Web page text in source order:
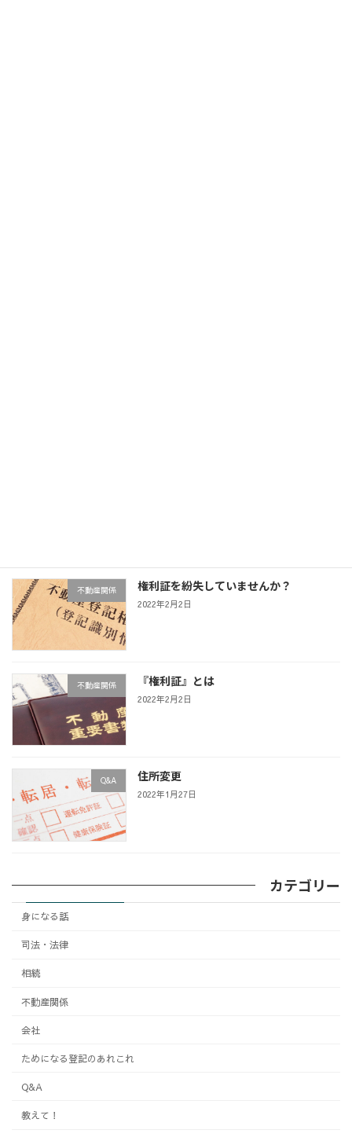
不動産関係 権利証を紛失していませんか？
2022年2月2日
不動産関係 『権利証』とは
2022年2月2日
Q&A 住所変更
2022年1月27日
カテゴリー
身になる話
司法・法律
相続
不動産関係
会社
ためになる登記のあれこれ
Q&A
教えて！